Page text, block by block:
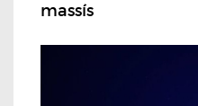
massís